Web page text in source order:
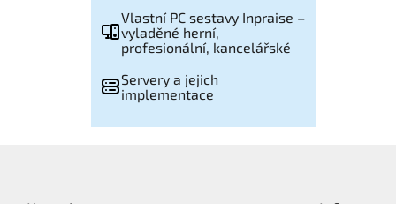
Vlastní PC sestavy Inpraise –
vyladěné herní,
profesionální, kancelářské
Servery a jejich
implementace